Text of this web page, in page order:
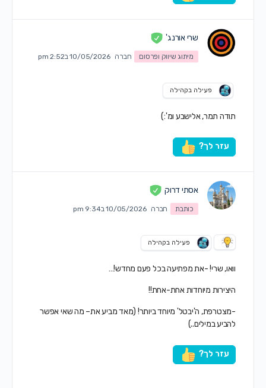
שרי אורנג'
מיתוג שיווק ופרסום חברה 10/05/2026 ב2:52 pm
פעילה בקהילה
תודה תמר, אלישבע ומ':)
עזר לך?
אסתי דרוק
כותבת חברה 10/05/2026 ב9:34 pm
פעילה בקהילה
וואו, שרי! -את מפתיעה בכל פעם מחדש!…
היצירות מיוחדות אחת-אחת!!
-מצטרפת, ה'יבטל' מיוחד ביותר! (מאד מביע את– מה שאי אפשר
להביע במילים..)
עזר לך?